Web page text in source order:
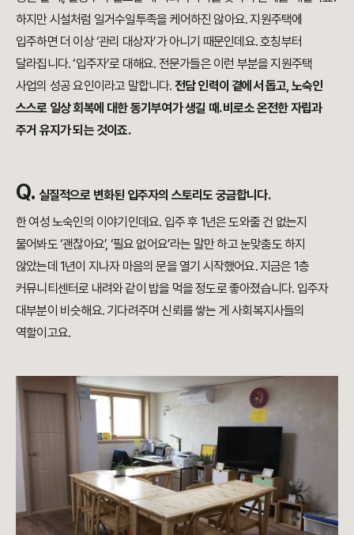
하지만 시설처럼 일거수일투족을 케어하진 않아요. 지원주택에
입주하면 더 이상 ‘관리 대상자’가 아니기 때문인데요. 호칭부터
달라집니다. ‘입주자’로 대해요. 전문가들은 이런 부분을 지원주택
사업의 성공 요인이라고 말합니다. 전담 인력이 곁에서 돕고, 노숙인
스스로 일상 회복에 대한 동기부여가 생길 때. 비로소 온전한 자립과
주거 유지가 되는 것이죠.
Q. 실질적으로 변화된 입주자의 스토리도 궁금합니다.
한 여성 노숙인의 이야기인데요. 입주 후 1년은 도와줄 건 없는지
물어봐도 ‘괜찮아요’, ‘필요 없어요’라는 말만 하고 눈맞춤도 하지
않았는데 1년이 지나자 마음의 문을 열기 시작했어요. 지금은 1층
커뮤니티센터로 내려와 같이 밥을 먹을 정도로 좋아졌습니다. 입주자
대부분이 비슷해요. 기다려주며 신뢰를 쌓는 게 사회복지사들의
역할이고요.